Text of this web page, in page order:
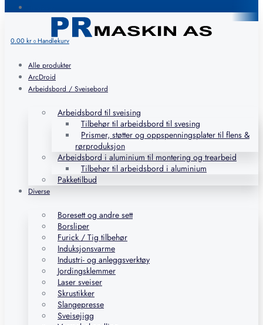
0.00kr 0 Handlekurv
Alle produkter
ArcDroid
Arbeidsbord / Sveisebord
Arbeidsbord til sveising
Tilbehør til arbeidsbord til svesing
Prismer, støtter og oppspenningsplater til flens &
rørproduksjon
Arbeidsbord i aluminium til montering og trearbeid
Tilbehør til arbeidsbord i aluminium
Pakketilbud
Diverse
Boresett og andre sett
Borsliper
Furick / Tig tilbehør
Induksjonsvarme
Industri- og anleggsverktøy
Jordingsklemmer
Laser sveiser
Skrustikker
Slangepresse
Sveisejigg